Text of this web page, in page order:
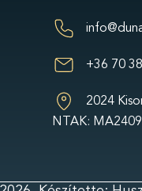
+36 70
2024
NTAK: